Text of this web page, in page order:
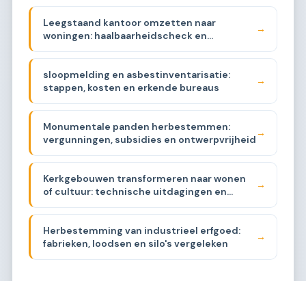
Leegstaand kantoor omzetten naar
woningen: haalbaarheidscheck en
plattegrondstrategieën
→
sloopmelding en asbestinventarisatie:
stappen, kosten en erkende bureaus
→
Monumentale panden herbestemmen:
vergunningen, subsidies en ontwerpvrijheid
→
Kerkgebouwen transformeren naar wonen
of cultuur: technische uitdagingen en
kosten
→
Herbestemming van industrieel erfgoed:
fabrieken, loodsen en silo's vergeleken
→